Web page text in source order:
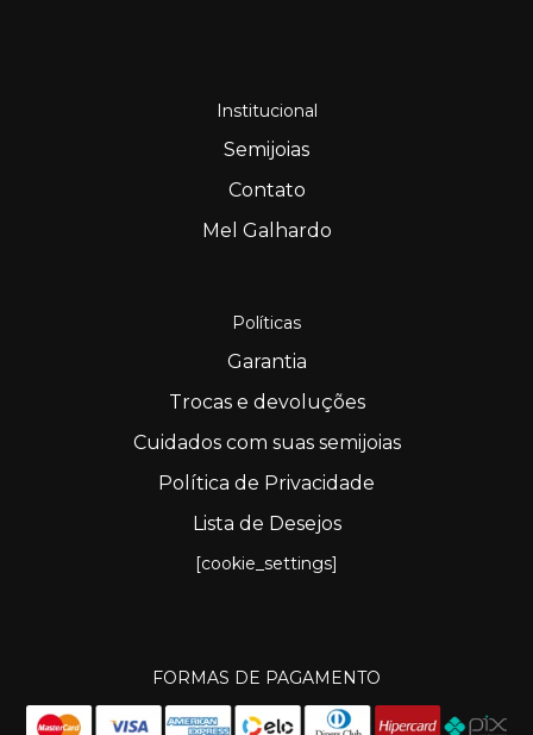
Institucional
Semijoias
Contato
Mel Galhardo
Políticas
Garantia
Trocas e devoluções
Cuidados com suas semijoias
Política de Privacidade
Lista de Desejos
[cookie_settings]
FORMAS DE PAGAMENTO